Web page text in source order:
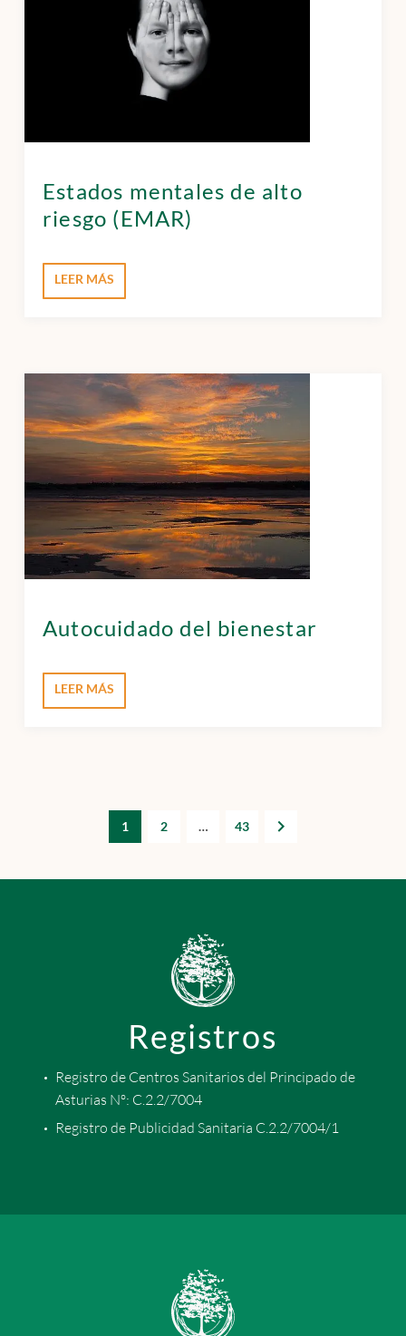
Estados mentales de alto
riesgo (EMAR)
LEER MÁS
Autocuidado del bienestar
LEER MÁS
1 2 … 43
Registros
Registro de Centros Sanitarios del Principado de
Asturias Nº: C.2.2/7004
Registro de Publicidad Sanitaria C.2.2/7004/1